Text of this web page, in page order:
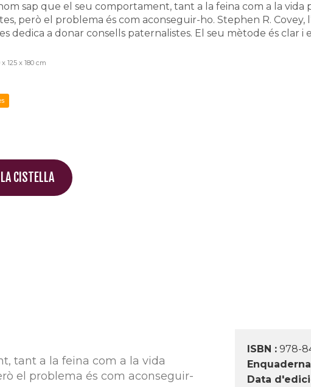
sap que el seu comportament, tant a la feina com a la vida
però el problema és com aconseguir-ho. Stephen R. Covey,
dedica a donar consells paternalistes. El seu mètode és clar i
x 125 x 180 cm
CISTELLA
ISBN : 978-
Data
tant a la feina com a la vida
el problema és com aconseguir-